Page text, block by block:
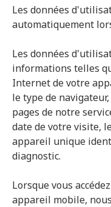
Les données
automatiquement
Les données
informations telles
Internet de votre
le type de
pages de notre
date de votre visite,
appareil unique
diagnostic.
Lorsque vous
appareil mobile,